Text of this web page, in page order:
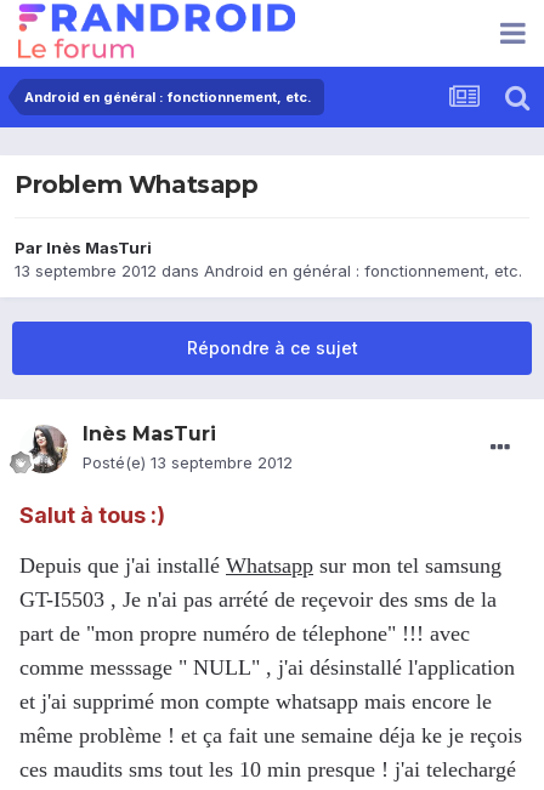
Android en général : fonctionnement, etc.
Problem Whatsapp
Par Inès MasTuri
13 septembre 2012 dans Android en général : fonctionnement, etc.
Répondre à ce sujet
Inès MasTuri
Posté(e) 13 septembre 2012
Salut à tous :)
Depuis que j'ai installé Whatsapp sur mon tel samsung
GT-I5503 , Je n'ai pas arrété de reçevoir des sms de la
part de "mon propre numéro de télephone" !!! avec
comme messsage " NULL" , j'ai désinstallé l'application
et j'ai supprimé mon compte whatsapp mais encore le
même problème ! et ça fait une semaine déja ke je reçois
ces maudits sms tout les 10 min presque ! j'ai telechargé